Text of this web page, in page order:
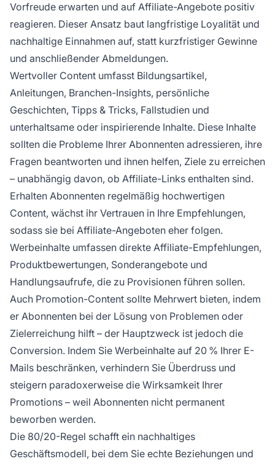
Vorfreude erwarten und auf Affiliate-Angebote positiv
reagieren. Dieser Ansatz baut langfristige Loyalität und
nachhaltige Einnahmen auf, statt kurzfristiger Gewinne
und anschließender Abmeldungen.
Wertvoller Content umfasst Bildungsartikel,
Anleitungen, Branchen-Insights, persönliche
Geschichten, Tipps & Tricks, Fallstudien und
unterhaltsame oder inspirierende Inhalte. Diese Inhalte
sollten die Probleme Ihrer Abonnenten adressieren, ihre
Fragen beantworten und ihnen helfen, Ziele zu erreichen
– unabhängig davon, ob Affiliate-Links enthalten sind.
Erhalten Abonnenten regelmäßig hochwertigen
Content, wächst ihr Vertrauen in Ihre Empfehlungen,
sodass sie bei Affiliate-Angeboten eher folgen.
Werbeinhalte umfassen direkte Affiliate-Empfehlungen,
Produktbewertungen, Sonderangebote und
Handlungsaufrufe, die zu Provisionen führen sollen.
Auch Promotion-Content sollte Mehrwert bieten, indem
er Abonnenten bei der Lösung von Problemen oder
Zielerreichung hilft – der Hauptzweck ist jedoch die
Conversion. Indem Sie Werbeinhalte auf 20 % Ihrer E-
Mails beschränken, verhindern Sie Überdruss und
steigern paradoxerweise die Wirksamkeit Ihrer
Promotions – weil Abonnenten nicht permanent
beworben werden.
Die 80/20-Regel schafft ein nachhaltiges
Geschäftsmodell, bei dem Sie echte Beziehungen und